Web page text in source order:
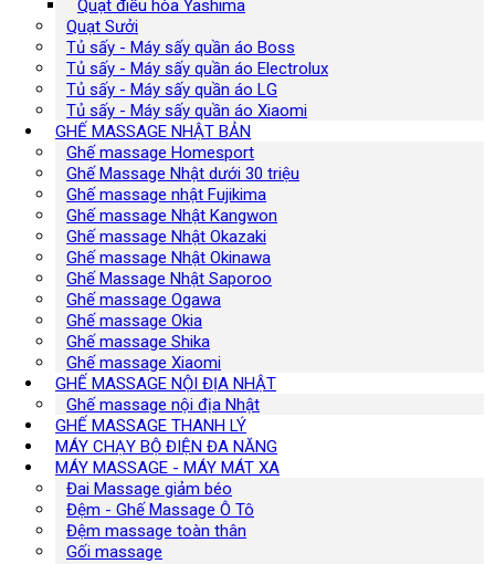
Quạt điều hòa Yashima
Quạt Sưởi
Tủ sấy - Máy sấy quần áo Boss
Tủ sấy - Máy sấy quần áo Electrolux
Tủ sấy - Máy sấy quần áo LG
Tủ sấy - Máy sấy quần áo Xiaomi
GHẾ MASSAGE NHẬT BẢN
Ghế massage Homesport
Ghế Massage Nhật dưới 30 triệu
Ghế massage nhật Fujikima
Ghế massage Nhật Kangwon
Ghế massage Nhật Okazaki
Ghế massage Nhật Okinawa
Ghế Massage Nhật Saporoo
Ghế massage Ogawa
Ghế massage Okia
Ghế massage Shika
Ghế massage Xiaomi
GHẾ MASSAGE NỘI ĐỊA NHẬT
Ghế massage nội địa Nhật
GHẾ MASSAGE THANH LÝ
MÁY CHẠY BỘ ĐIỆN ĐA NĂNG
MÁY MASSAGE - MÁY MÁT XA
Đai Massage giảm béo
Đệm - Ghế Massage Ô Tô
Đệm massage toàn thân
Gối massage